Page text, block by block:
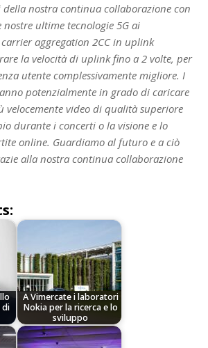
della nostra continua collaborazione con
nostre ultime tecnologie 5G ai
aggregation 2CC in uplink
la velocità di uplink fino a 2 volte, per
utente complessivamente migliore. I
potenzialmente in grado di caricare
velocemente video di qualità superiore
durante i concerti o la visione e lo
online. Guardiamo al futuro e a ciò
alla nostra continua collaborazione
di
A Vimercate i laboratori
Nokia per la ricerca e lo
sviluppo